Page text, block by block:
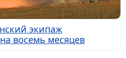
экипаж
восемь месяцев